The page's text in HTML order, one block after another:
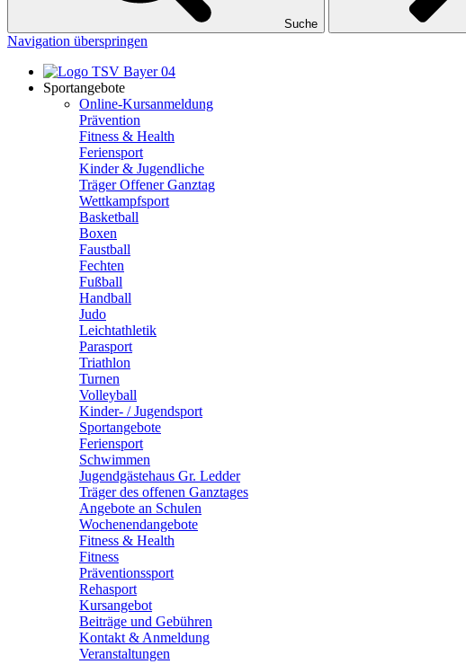
Suche
Navigation überspringen
Sportangebote
Online-Kursanmeldung
Prävention
Fitness & Health
Feriensport
Kinder & Jugendliche
Träger Offener Ganztag
Wettkampfsport
Basketball
Boxen
Faustball
Fechten
Fußball
Handball
Judo
Leichtathletik
Parasport
Triathlon
Turnen
Volleyball
Kinder- / Jugendsport
Sportangebote
Feriensport
Schwimmen
Jugendgästehaus Gr. Ledder
Träger des offenen Ganztages
Angebote an Schulen
Wochenendangebote
Fitness & Health
Fitness
Präventionssport
Rehasport
Kursangebot
Beiträge und Gebühren
Kontakt & Anmeldung
Veranstaltungen